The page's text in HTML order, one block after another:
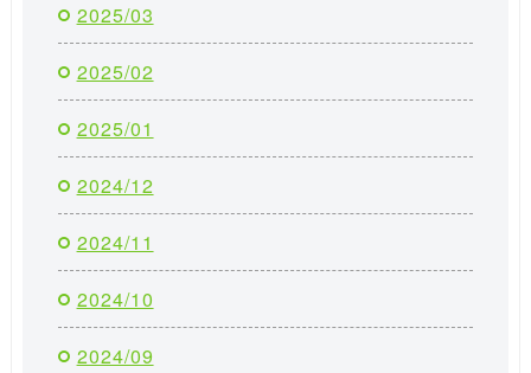
2025/03
2025/02
2025/01
2024/12
2024/11
2024/10
2024/09